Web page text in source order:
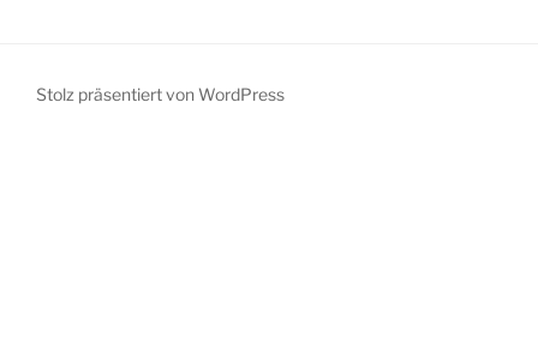
Stolz präsentiert von WordPress